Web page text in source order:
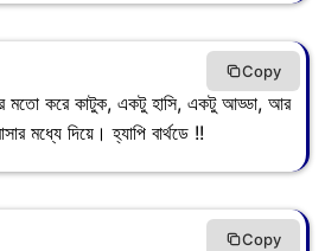
মতো করে কাটুক, একটু হাসি, একটু আড্ডা, আর
মধ্যে দিয়ে। হ্যাপি বার্থডে !!
Copy
Copy